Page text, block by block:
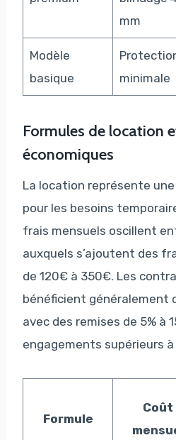
mm
Modèle
basique
minimale
Formules de location
économiques
La location représente
pour les besoins
frais mensuels oscillent
auxquels s’ajoutent des
de 120€ à 350€. Les
bénéficient généralement
avec des remises de 5% à
engagements supérieurs
Formule
Coût